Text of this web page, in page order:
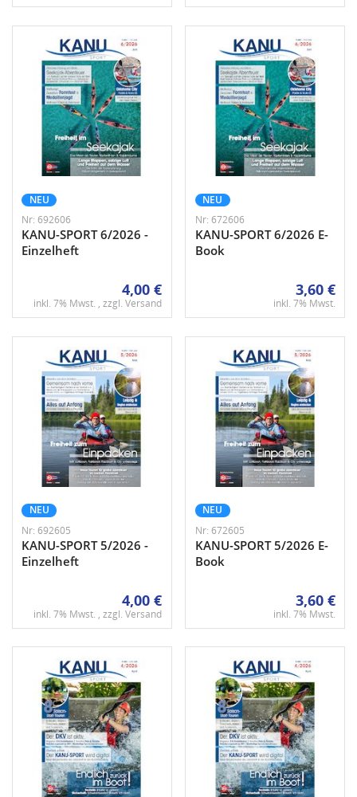
NEU
Nr: 692606
KANU-SPORT 6/2026 -
Einzelheft
4,00 €
inkl. 7% Mwst. , zzgl.Versand
NEU
Nr: 672606
KANU-SPORT 6/2026 E-
Book
3,60 €
inkl. 7% Mwst.
NEU
Nr: 692605
KANU-SPORT 5/2026 -
Einzelheft
4,00 €
inkl. 7% Mwst. , zzgl.Versand
NEU
Nr: 672605
KANU-SPORT 5/2026 E-
Book
3,60 €
inkl. 7% Mwst.